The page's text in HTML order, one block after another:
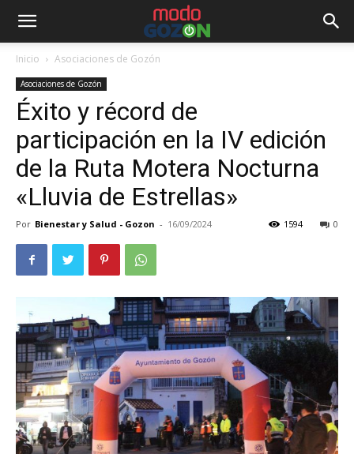
Inicio Asociaciones de Gozón
Asociaciones de Gozón
Éxito y récord de
participación en la IV edición
de la Ruta Motera Nocturna
«Lluvia de Estrellas»
Por Bienestar y Salud - Gozon - 16/09/2024 0
1594